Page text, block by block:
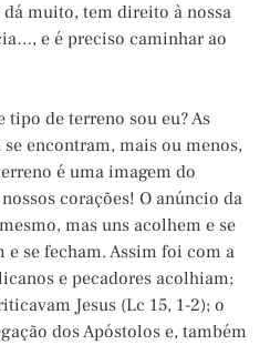
dá muito, tem direito à nossa
e é preciso caminhar ao
tipo de terreno sou eu? As
encontram, mais ou menos,
é uma imagem do
corações! O anúncio da
mas uns acolhem e se
se fecham. Assim foi com a
e pecadores acolhiam;
Jesus (Lc 15, 1-2); o
dos Apóstolos e, também